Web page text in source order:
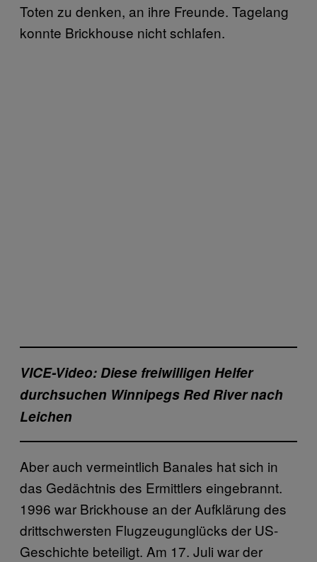
Toten zu denken, an ihre Freunde. Tagelang
konnte Brickhouse nicht schlafen.
VICE-Video: Diese freiwilligen Helfer
durchsuchen Winnipegs Red River nach
Leichen
Aber auch vermeintlich Banales hat sich in
das Gedächtnis des Ermittlers eingebrannt.
1996 war Brickhouse an der Aufklärung des
drittschwersten Flugzeugunglücks der US-
Geschichte beteiligt. Am 17. Juli war der